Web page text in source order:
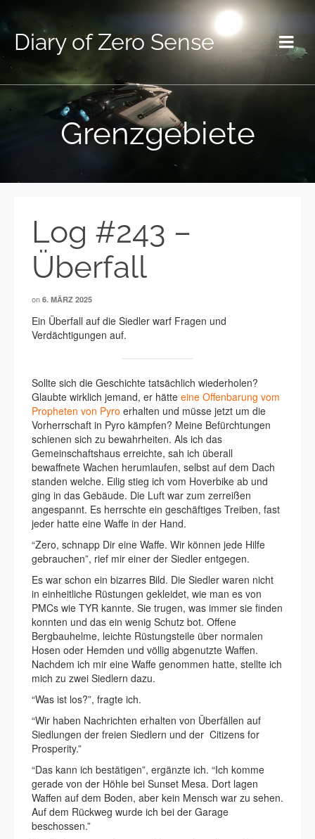
Diary of Zero Sense
Grenzgebiete
Log #243 –
Überfall
on 6. MÄRZ 2025
Ein Überfall auf die Siedler warf Fragen und
Verdächtigungen auf.
Sollte sich die Geschichte tatsächlich wiederholen?
Glaubte wirklich jemand, er hätte eine Offenbarung vom
Propheten von Pyro erhalten und müsse jetzt um die
Vorherrschaft in Pyro kämpfen? Meine Befürchtungen
schienen sich zu bewahrheiten. Als ich das
Gemeinschaftshaus erreichte, sah ich überall
bewaffnete Wachen herumlaufen, selbst auf dem Dach
standen welche. Eilig stieg ich vom Hoverbike ab und
ging in das Gebäude. Die Luft war zum zerreißen
angespannt. Es herrschte ein geschäftiges Treiben, fast
jeder hatte eine Waffe in der Hand.
“Zero, schnapp Dir eine Waffe. Wir können jede Hilfe
gebrauchen”, rief mir einer der Siedler entgegen.
Es war schon ein bizarres Bild. Die Siedler waren nicht
in einheitliche Rüstungen gekleidet, wie man es von
PMCs wie TYR kannte. Sie trugen, was immer sie finden
konnten und das ein wenig Schutz bot. Offene
Bergbauhelme, leichte Rüstungsteile über normalen
Hosen oder Hemden und völlig abgenutzte Waffen.
Nachdem ich mir eine Waffe genommen hatte, stellte ich
mich zu zwei Siedlern dazu.
“Was ist los?”, fragte ich.
“Wir haben Nachrichten erhalten von Überfällen auf
Siedlungen der freien Siedlern und der Citizens for
Prosperity.”
“Das kann ich bestätigen”, ergänzte ich. “Ich komme
gerade von der Höhle bei Sunset Mesa. Dort lagen
Waffen auf dem Boden, aber kein Mensch war zu sehen.
Auf dem Rückweg wurde ich bei der Garage
beschossen.”